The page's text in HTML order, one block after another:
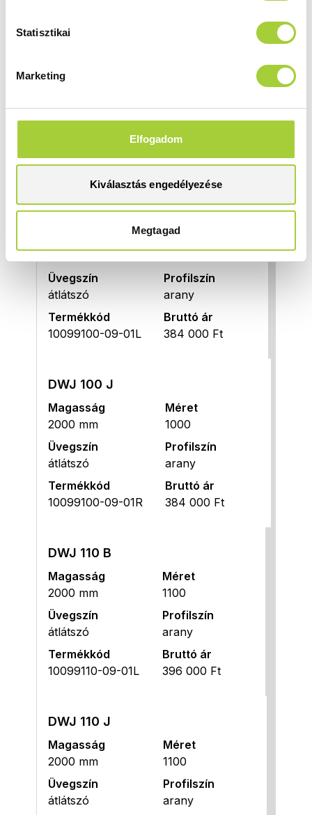
Statisztikai
Marketing
Elfogadom
Kiválasztás engedélyezése
Megtagad
Magasság
Üvegszín
Profilszín
10099090-09-01R
377 000 Ft
DWJ 100 B
Méret
Üvegszín
átlátszó
Profilszín
arany
Termékkód
10099100-09-01L
Bruttó ár
384 000 Ft
DWJ 100 J
Magasság
2000 mm
Méret
1000
Üvegszín
átlátszó
Profilszín
arany
Termékkód
10099100-09-01R
Bruttó ár
384 000 Ft
DWJ 110 B
Magasság
2000 mm
Méret
1100
Üvegszín
átlátszó
Profilszín
arany
Termékkód
10099110-09-01L
Bruttó ár
396 000 Ft
DWJ 110 J
Magasság
2000 mm
Méret
1100
Üvegszín
átlátszó
Profilszín
arany